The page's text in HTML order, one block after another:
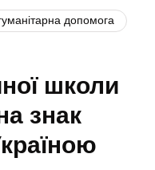
допомога
школи
знак